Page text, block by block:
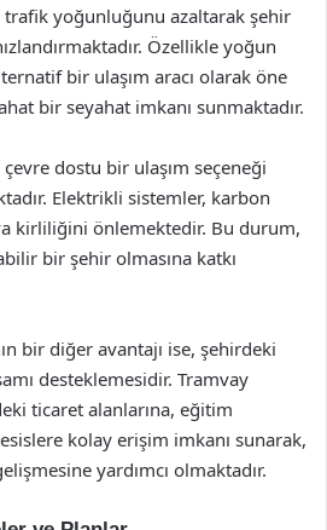
trafik yoğunluğunu azaltarak şehir
Özellikle yoğun
bir ulaşım aracı olarak öne
bir seyahat imkanı sunmaktadır.
dostu bir ulaşım seçeneği
Elektrikli sistemler, karbon
kirliliğini önlemektedir. Bu durum,
bir şehir olmasına katkı
bir diğer avantajı ise, şehirdeki
desteklemesidir. Tramvay
ticaret alanlarına, eğitim
kolay erişim imkanı sunarak,
yardımcı olmaktadır.